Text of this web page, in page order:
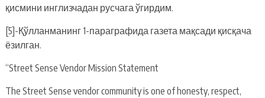
қисмини инглизчадан русчага ўгирдим.
[5]-Қўлланманинг 1-параграфида газета мақсади қисқача
ёзилган.
“Street Sense Vendor Mission Statement
The Street Sense vendor community is one of honesty, respect,